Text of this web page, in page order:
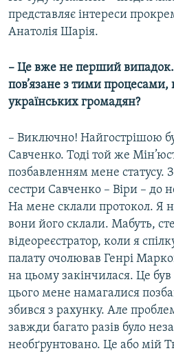
представляє інтереси
Анатолія Шарія.
– Це вже не перший
пов’язане з тими
українських громадян?
– Виключно! Найгострішою
Савченко. Тоді той же
позбавленням мене статусу.
сестри Савченко – Віри – до
На мене склали протокол. Я
вони його склали. Мабуть,
відеореєстратор, коли я
палату очолював Генрі
на цьому закінчилася. Це
цього мене намагалися
збився з рахунку. Але
завжди багато разів було
необґрунтовано. Це або мій